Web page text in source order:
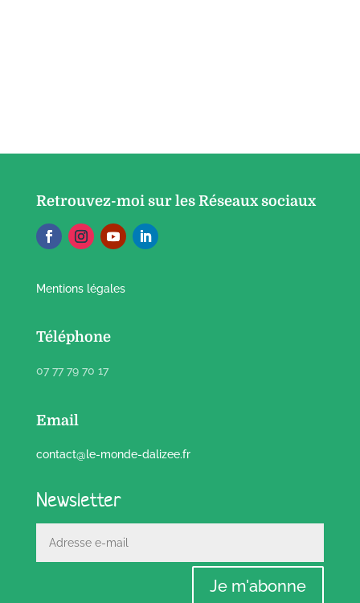
Retrouvez-moi sur les Réseaux sociaux
Mentions légales
Téléphone
07 77 79 70 17
Email
contact@le-monde-dalizee.fr
Newsletter
Je m'abonne